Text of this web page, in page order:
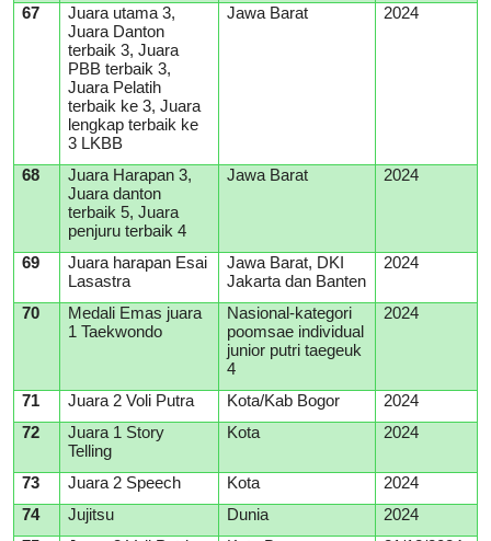
67
Juara utama 3,
Juara Danton
terbaik 3, Juara
PBB terbaik 3,
Juara Pelatih
terbaik ke 3, Juara
lengkap terbaik ke
3 LKBB
Jawa Barat 2024
68
Juara Harapan 3,
Juara danton
terbaik 5, Juara
penjuru terbaik 4
Jawa Barat 2024
69
Juara harapan Esai
Lasastra
Jawa Barat, DKI
Jakarta dan Banten
2024
70
Medali Emas juara
1 Taekwondo
Nasional-kategori
poomsae individual
junior putri taegeuk
4
2024
71 Juara 2 Voli Putra Kota/Kab Bogor
2024
72
Juara 1 Story
Telling
Kota 2024
73 Juara 2 Speech Kota
2024
74
Jujitsu Dunia
2024